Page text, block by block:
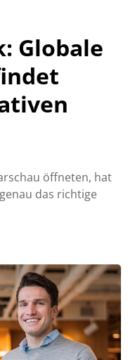
Globale
öffneten, hat
das richtige